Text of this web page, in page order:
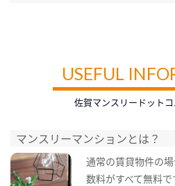
USEFUL
佐賀マンスリードット
マンスリーマンションとは？
通常の賃貸物件の
数料がすべて無料で